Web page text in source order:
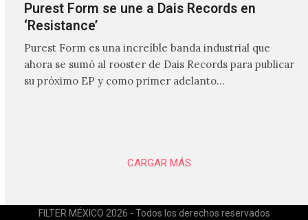
Purest Form se une a Dais Records en
‘Resistance’
Purest Form es una increíble banda industrial que
ahora se sumó al rooster de Dais Records para publicar
su próximo EP y como primer adelanto…
CARGAR MÁS
FILTER MÉXICO 2026 - Todos los derechos reservados